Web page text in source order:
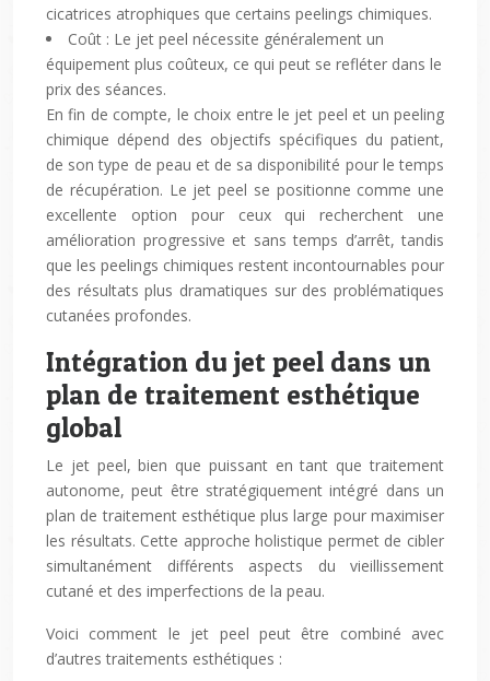
cicatrices atrophiques que certains peelings chimiques.
Coût : Le jet peel nécessite généralement un
équipement plus coûteux, ce qui peut se refléter dans le
prix des séances.
En fin de compte, le choix entre le jet peel et un peeling
chimique dépend des objectifs spécifiques du patient,
de son type de peau et de sa disponibilité pour le temps
de récupération. Le jet peel se positionne comme une
excellente option pour ceux qui recherchent une
amélioration progressive et sans temps d’arrêt, tandis
que les peelings chimiques restent incontournables pour
des résultats plus dramatiques sur des problématiques
cutanées profondes.
Intégration du jet peel dans un
plan de traitement esthétique
global
Le jet peel, bien que puissant en tant que traitement
autonome, peut être stratégiquement intégré dans un
plan de traitement esthétique plus large pour maximiser
les résultats. Cette approche holistique permet de cibler
simultanément différents aspects du vieillissement
cutané et des imperfections de la peau.
Voici comment le jet peel peut être combiné avec
d’autres traitements esthétiques :